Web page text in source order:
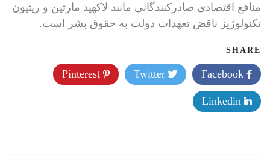
منافع اقتصادی صادرکنندگانی مانند لاکهید مارتین و ریتیون
تکنولوژیز ناقض تعهدات دولت به حقوق بشر است.
SHARE
Twitter